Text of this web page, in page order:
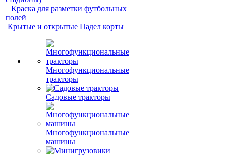
Краска для разметки футбольных
полей
Крытые и открытые Падел корты
Многофункциональные
тракторы
Садовые тракторы
Многофункциональные
машины